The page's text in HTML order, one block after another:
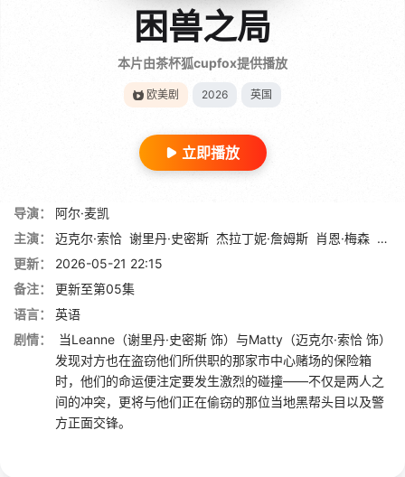
困兽之局
本片由茶杯狐cupfox提供播放
欧美剧 2026 英国
立即播放
导演：
阿尔·麦凯
主演：
迈克尔·索恰 谢里丹·史密斯 杰拉丁妮·詹姆斯 肖恩·梅森 路易
更新：
2026-05-21 22:15
备注：
更新至第05集
语言：
英语
剧情：
当Leanne（谢里丹·史密斯 饰）与Matty（迈克尔·索恰 饰）
发现对方也在盗窃他们所供职的那家市中心赌场的保险箱
时，他们的命运便注定要发生激烈的碰撞——不仅是两人之
间的冲突，更将与他们正在偷窃的那位当地黑帮头目以及警
方正面交锋。